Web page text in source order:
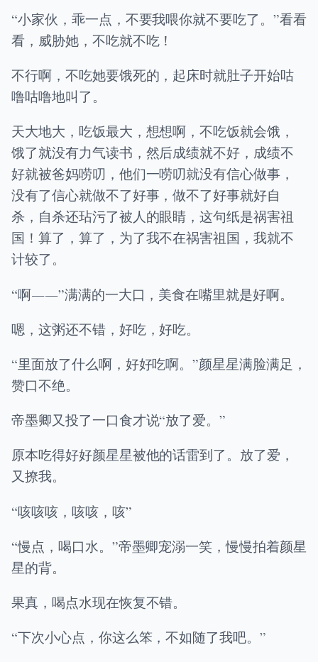
“小家伙，乖一点，不要我喂你就不要吃了。”看看
看，威胁她，不吃就不吃！
不行啊，不吃她要饿死的，起床时就肚子开始咕
噜咕噜地叫了。
天大地大，吃饭最大，想想啊，不吃饭就会饿，
饿了就没有力气读书，然后成绩就不好，成绩不
好就被爸妈唠叨，他们一唠叨就没有信心做事，
没有了信心就做不了好事，做不了好事就好自
杀，自杀还玷污了被人的眼睛，这句纸是祸害祖
国！算了，算了，为了我不在祸害祖国，我就不
计较了。
“啊――”满满的一大口，美食在嘴里就是好啊。
嗯，这粥还不错，好吃，好吃。
“里面放了什么啊，好好吃啊。”颜星星满脸满足，
赞口不绝。
帝墨卿又投了一口食才说“放了爱。”
原本吃得好好颜星星被他的话雷到了。放了爱，
又撩我。
“咳咳咳，咳咳，咳”
“慢点，喝口水。”帝墨卿宠溺一笑，慢慢拍着颜星
星的背。
果真，喝点水现在恢复不错。
“下次小心点，你这么笨，不如随了我吧。”